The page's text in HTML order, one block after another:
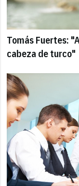
Tomás Fuertes:
cabeza de turco"